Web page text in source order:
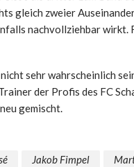
gleich zweier
nachvollziehbar wirkt.
sehr wahrscheinlich
der Profis des FC
gemischt.
Jakob Fimpel